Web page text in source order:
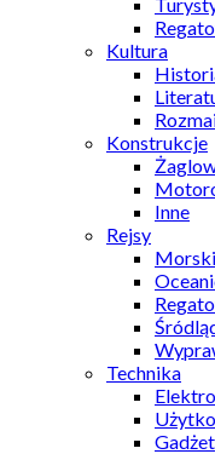
Kultura
Konstrukcje
Inne
Rejsy
Technika